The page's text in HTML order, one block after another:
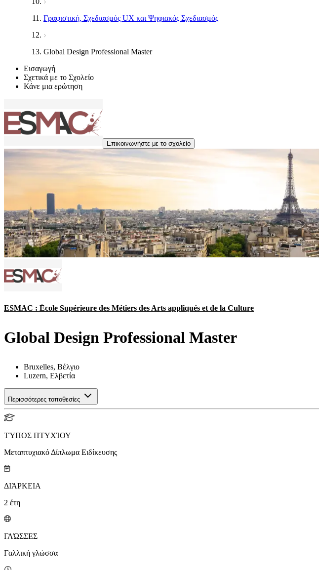
Γραφιστική, Σχεδιασμός UX και Ψηφιακός Σχεδιασμός
Global Design Professional Master
Εισαγωγή
Σχετικά με το Σχολείο
Κάνε μια ερώτηση
Επικοινωνήστε με το σχολείο
ESMAC : École Supérieure des Métiers des Arts appliqués et de la Culture
Global Design Professional Master
Bruxelles, Βέλγιο
Luzern, Ελβετία
Περισσότερες τοποθεσίες
ΤΎΠΟΣ ΠΤΥΧΊΟΥ
Μεταπτυχιακό Δίπλωμα Ειδίκευσης
ΔΙΆΡΚΕΙΑ
2 έτη
ΓΛΏΣΣΕΣ
Γαλλική γλώσσα